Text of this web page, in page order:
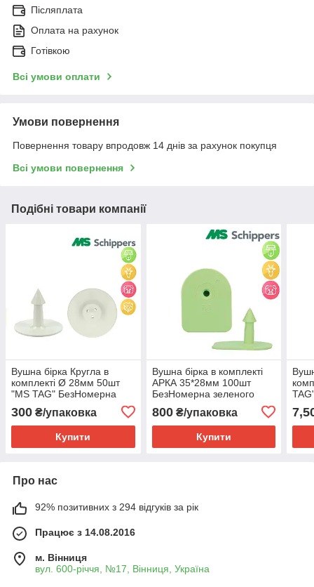
Післяплата
Оплата на рахунок
Готівкою
Всі умови оплати
Умови повернення
Повернення товару впродовж 14 днів за рахунок покупця
Всі умови повернення
Подібні товари компанії
Вушна бірка Кругла в
комплекті Ø 28мм 50шт
"МS TAG" БезНомерна
300 ₴/упаковка
Купити
Вушна бірка в комплекті
АРКА 35*28мм 100шт
БезНомерна зеленого
800₴/упаковка
Купити
Про нас
92% позитивних з 294 відгуків за рік
Працює з 14.08.2016
м. Вінниця
вул. 600-річчя, №17, Вінниця, Україна